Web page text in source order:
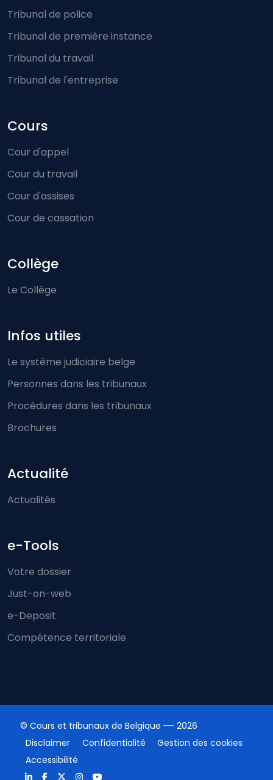
Tribunal de police
Tribunal de première instance
Tribunal du travail
Tribunal de l'entreprise
Cours
Cour d'appel
Cour du travail
Cour d'assises
Cour de cassation
Collège
Le Collège
Infos utiles
Le système judiciaire belge
Personnes dans les tribunaux
Procédures dans les tribunaux
Brochures
Actualité
Actualités
e-Tools
Votre dossier
Just-on-web
e-Deposit
Compétence territoriale
© Cours et tribunaux de Belgique
2026
Disclaimer
Confidentialité
Gestion des cookies
Accessibilité